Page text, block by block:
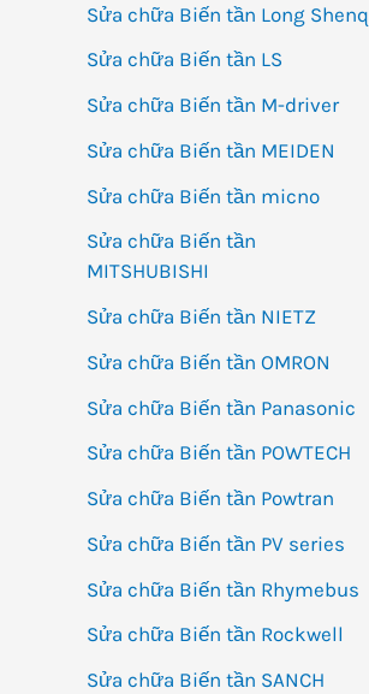
Sửa chữa Biến tần Long Shenq
Sửa chữa Biến tần LS
Sửa chữa Biến tần M-driver
Sửa chữa Biến tần MEIDEN
Sửa chữa Biến tần micno
Sửa chữa Biến tần
MITSHUBISHI
Sửa chữa Biến tần NIETZ
Sửa chữa Biến tần OMRON
Sửa chữa Biến tần Panasonic
Sửa chữa Biến tần POWTECH
Sửa chữa Biến tần Powtran
Sửa chữa Biến tần PV series
Sửa chữa Biến tần Rhymebus
Sửa chữa Biến tần Rockwell
Sửa chữa Biến tần SANCH